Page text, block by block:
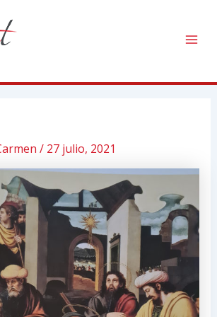
/ 27 julio, 2021